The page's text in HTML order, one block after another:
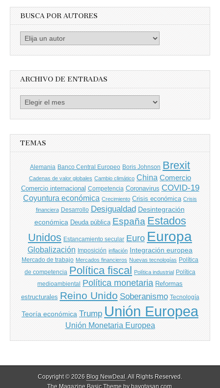
BUSCA POR AUTORES
Busca
ARCHIVO DE ENTRADAS
Archivo
TEMAS
Alemania Banco Central Europeo Boris Johnson Brexit
Cadenas de valor globales Cambio climático China Comercio
Comercio internacional Competencia Coronavirus COVID-19
Coyuntura económica Crecimiento Crisis económica Crisis
financiera Desarrollo Desigualdad Desintegración
económica Deuda pública España Estados
Unidos Estancamiento secular Euro Europa
Globalización Imposición inflación Integración europea
Mercado de trabajo Mercados financieros Nuevas tecnologías Política
de competencia Política fiscal Política industrial Política
medioambiental Política monetaria Reformas
estructurales Reino Unido Soberanismo Tecnología
Teoría económica Trump Unión Europea
Unión Monetaria Europea
Copyright © 2026 Blog NewDeal. All Rights Reserved.
The Magazine Basic Theme bybavotasan.com